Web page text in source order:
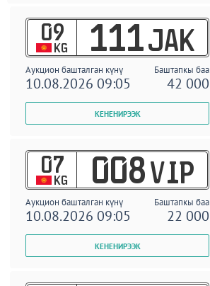
09
KG 111 JAK
Аукцион башталган күнү Баштапкы баа
10.08.2026 09:05 42 000
07
KG 008 VIP
Аукцион башталган күнү Баштапкы баа
10.08.2026 09:05 22 000